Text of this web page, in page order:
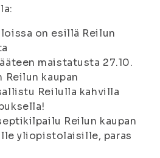
on esillä Reilun
maistatusta 27.10.
Reilun kaupan
Reilulla kahvilla
Reilun kaupan
yliopistolaisille, paras